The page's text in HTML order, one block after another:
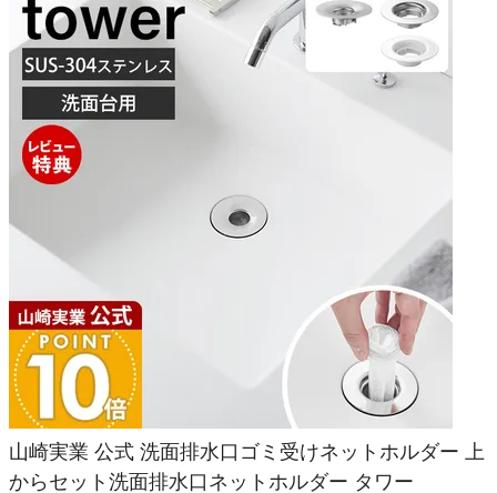
山崎実業 公式 洗面排水口ゴミ受けネットホルダー 上
からセット洗面排水口ネットホルダー タワー